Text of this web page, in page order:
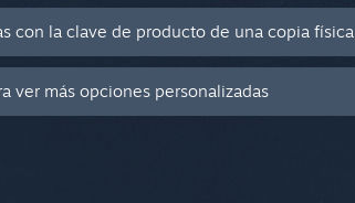
con la clave de producto de una copia física
ver más opciones personalizadas